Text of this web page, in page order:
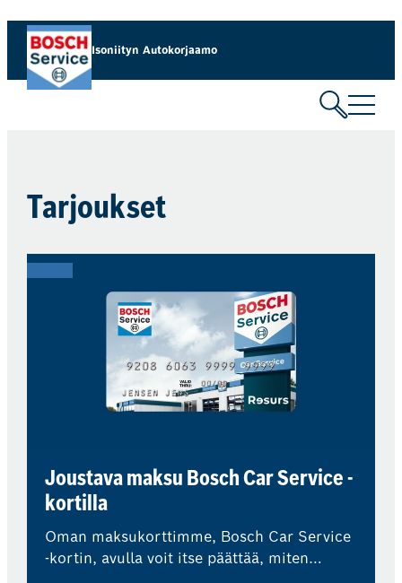
Siirry
sisältöön
Isoniityn Autokorjaamo
Tarjoukset
Joustava maksu Bosch Car Service -
kortilla
Oman maksukorttimme, Bosch Car Service
-kortin, avulla voit itse päättää, miten